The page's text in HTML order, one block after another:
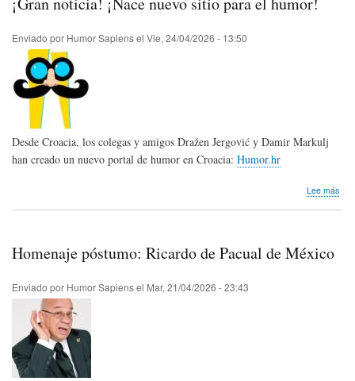
Enviado por Humor Sapiensel Vie, 24/04/2026 - 13:50
Desde Croacia, los colegas y amigos Dražen Jergović y Damir Markulj
han creado un nuevo portal de humor en Croacia: Humor.hr
Lee más
Homenaje póstumo: Ricardo de Pacual de México
Enviado por Humor Sapiensel Mar, 21/04/2026 - 23:43